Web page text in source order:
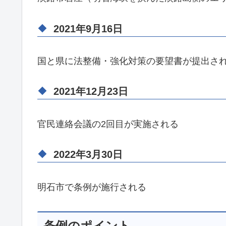
2021年9月16日
国と県に法整備・強化対策の要望書が提出さ
2021年12月23日
官民連絡会議の2回目が実施される
2022年3月30日
明石市で条例が施行される